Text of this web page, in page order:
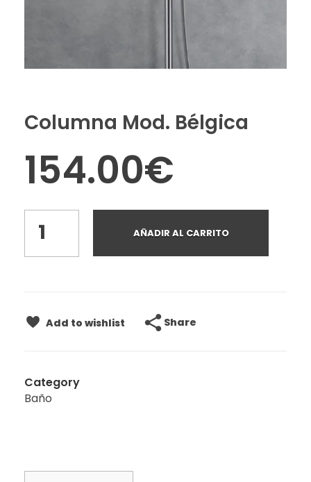
Columna Mod. Bélgica
154.00€
AÑADIR AL CARRITO
Add to wishlist Share
Category
Baño